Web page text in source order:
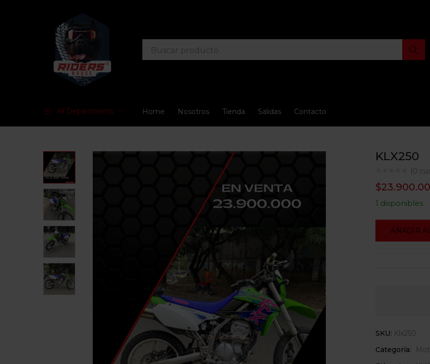
All Departments Home Nosotros Tienda Salidas Contacto
KLX250
(0
$
1 disponibles
AÑADIR
SKU: Klx250
Categoría: